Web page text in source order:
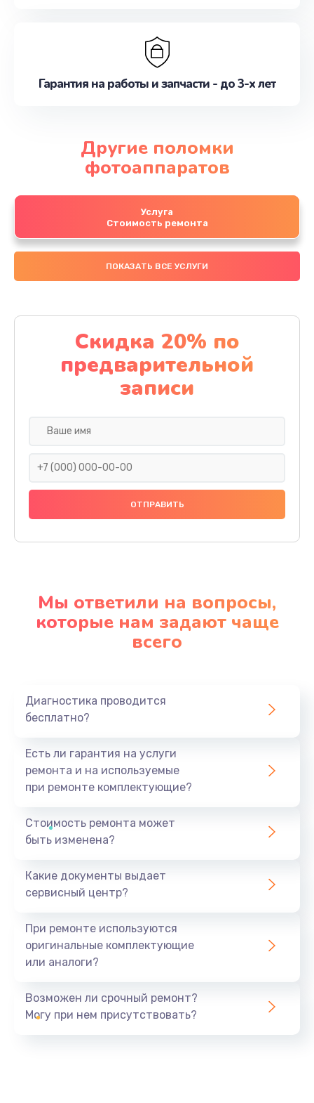
Гарантия на работы и запчасти - до 3-х лет
Другие поломки
фотоаппаратов
Услуга
Стоимость ремонта
ПОКАЗАТЬ ВСЕ УСЛУГИ
Скидка 20% по
предварительной
записи
Мы ответили на вопросы,
которые нам задают чаще
всего
Диагностика проводится
бесплатно?
Есть ли гарантия на услуги
ремонта и на используемые
при ремонте комплектующие?
Стоимость ремонта может
быть изменена?
Какие документы выдает
сервисный центр?
При ремонте используются
оригинальные комплектующие
или аналоги?
Возможен ли срочный ремонт?
Могу при нем присутствовать?